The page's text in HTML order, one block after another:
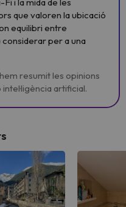
que valoren la ubicació
equilibri entre
per a una
resumit les opinions
artificial.